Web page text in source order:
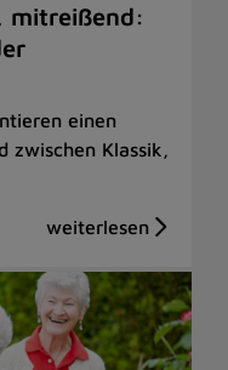
mitreißend:
einen
zwischen Klassik,